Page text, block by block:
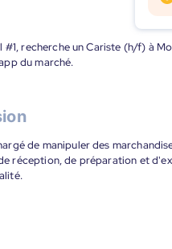
#1, recherche un Cariste (h/f) à
du marché.
de manipuler des
réception, de préparation et